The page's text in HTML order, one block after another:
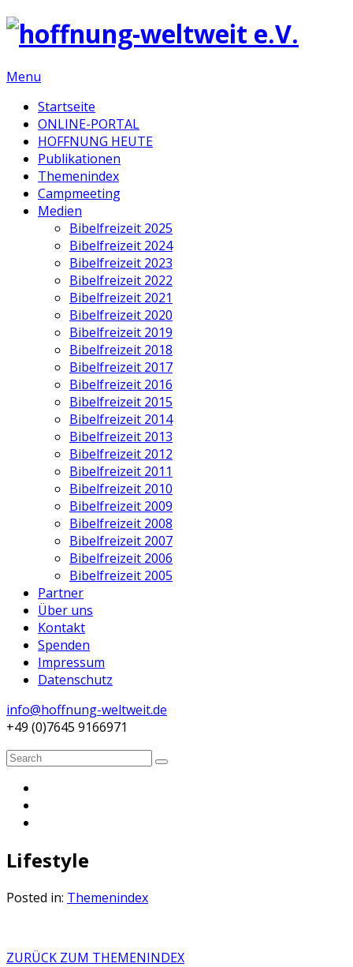
Menu
Startseite
ONLINE-PORTAL
HOFFNUNG HEUTE
Publikationen
Themenindex
Campmeeting
Medien
Bibelfreizeit 2025
Bibelfreizeit 2024
Bibelfreizeit 2023
Bibelfreizeit 2022
Bibelfreizeit 2021
Bibelfreizeit 2020
Bibelfreizeit 2019
Bibelfreizeit 2018
Bibelfreizeit 2017
Bibelfreizeit 2016
Bibelfreizeit 2015
Bibelfreizeit 2014
Bibelfreizeit 2013
Bibelfreizeit 2012
Bibelfreizeit 2011
Bibelfreizeit 2010
Bibelfreizeit 2009
Bibelfreizeit 2008
Bibelfreizeit 2007
Bibelfreizeit 2006
Bibelfreizeit 2005
Partner
Über uns
Kontakt
Spenden
Impressum
Datenschutz
info@hoffnung-weltweit.de
+49 (0)7645 9166971
Search
Search
Lifestyle
Posted in: Themenindex
ZURÜCK ZUM THEMENINDEX